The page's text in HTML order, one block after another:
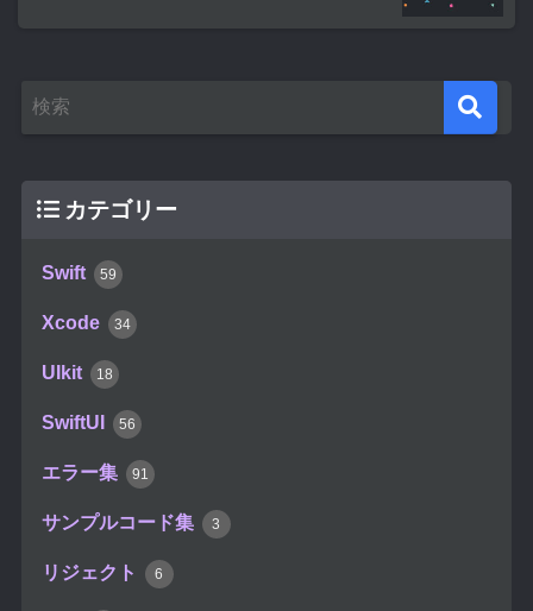
カテゴリー
Swift 59
Xcode 34
UIkit 18
SwiftUI 56
エラー集 91
サンプルコード集 3
リジェクト 6